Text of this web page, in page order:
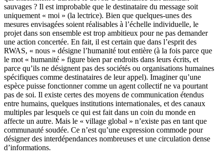
sauvages ? Il est improbable que le destinataire du message soit
uniquement « moi » (la lectrice). Bien que quelques-unes des
mesures envisagées soient réalisables à l’échelle individuelle, le
projet dans son ensemble est trop ambitieux pour ne pas demander
une action concertée. En fait, il est certain que dans l’esprit des
RWAS, « nous » désigne l’humanité tout entière (à la fois parce que
le mot « humanité » figure bien par endroits dans leurs écrits, et
parce qu’ils ne désignent pas des sociétés ou organisations humaines
spécifiques comme destinataires de leur appel). Imaginer qu’une
espèce puisse fonctionner comme un agent collectif ne va pourtant
pas de soi. Il existe certes des moyens de communication étendus
entre humains, quelques institutions internationales, et des canaux
multiples par lesquels ce qui est fait dans un coin du monde en
affecte un autre. Mais le « village global » n’existe pas en tant que
communauté soudée. Ce n’est qu’une expression commode pour
désigner des interdépendances nombreuses et une circulation dense
d’informations.